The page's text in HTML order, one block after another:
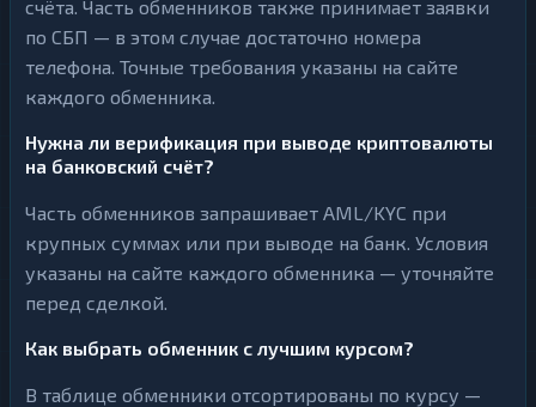
счёта. Часть обменников также принимает заявки
по СБП — в этом случае достаточно номера
телефона. Точные требования указаны на сайте
каждого обменника.
Нужна ли верификация при выводе криптовалюты
на банковский счёт?
Часть обменников запрашивает AML/KYC при
крупных суммах или при выводе на банк. Условия
указаны на сайте каждого обменника — уточняйте
перед сделкой.
Как выбрать обменник с лучшим курсом?
В таблице обменники отсортированы по курсу —